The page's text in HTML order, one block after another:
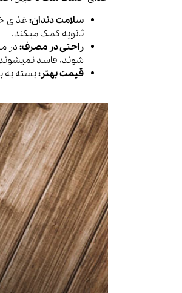
سلامت دندان:غذای
ثانویه کمک میکند.
راحتی در مصرف:در
شوند، فاسد
قیمت بهتر:بسته به